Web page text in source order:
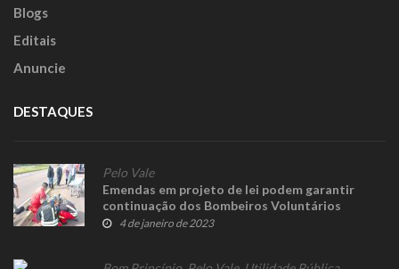
Blogs
Editais
Anuncie
DESTAQUES
Pelo Vale
Emendas em projeto de lei podem garantir
continuação dos Bombeiros Voluntários
4 de janeiro de 2023